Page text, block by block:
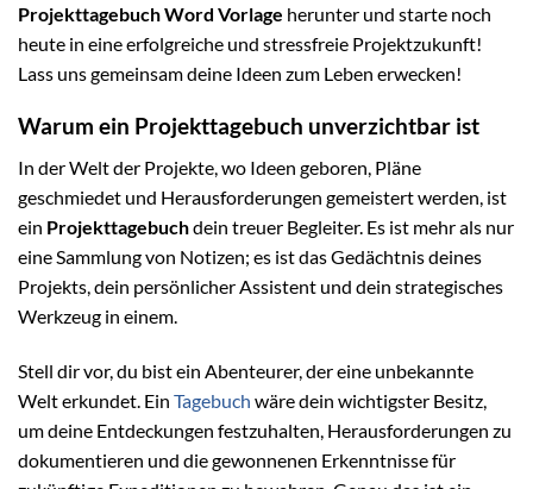
Projekttagebuch Word Vorlage herunter und starte noch
heute in eine erfolgreiche und stressfreie Projektzukunft!
Lass uns gemeinsam deine Ideen zum Leben erwecken!
Warum ein Projekttagebuch unverzichtbar ist
In der Welt der Projekte, wo Ideen geboren, Pläne
geschmiedet und Herausforderungen gemeistert werden, ist
ein Projekttagebuchdein treuer Begleiter. Es ist mehr als nur
eine Sammlung von Notizen; es ist das Gedächtnis deines
Projekts, dein persönlicher Assistent und dein strategisches
Werkzeug in einem.
Stell dir vor, du bist ein Abenteurer, der eine unbekannte
Welt erkundet. Ein Tagebuch wäre dein wichtigster Besitz,
um deine Entdeckungen festzuhalten, Herausforderungen zu
dokumentieren und die gewonnenen Erkenntnisse für